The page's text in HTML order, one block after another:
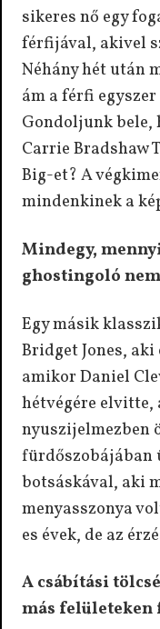
sikeres nő egy
férfijával, akivel
Néhány hét után
ám a férfi
Gondoljunk bele,
Carrie Bradshaw
Big-et? A
mindenkinek a
Mindegy,
ghostingoló
Egy másik
Bridget Jones,
amikor Daniel
hétvégére elvitte,
nyuszijelmezben
fürdőszobájában
botsáskával, aki
menyasszonya
es évek, de az
A csábítási
más